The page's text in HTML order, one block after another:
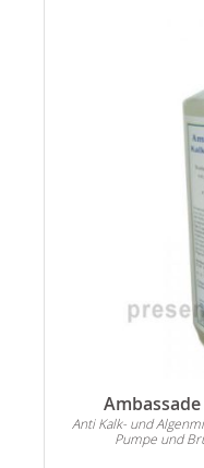
Anti Kalk- und
Pumpe und